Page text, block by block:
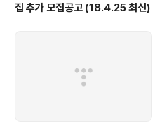
집 추가 모집공고 (18.4.25 최신)